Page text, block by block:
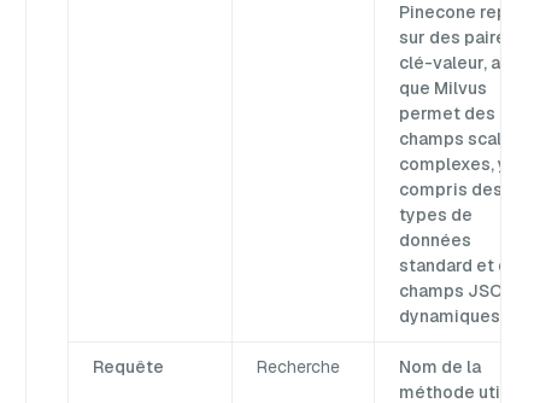
Pinecone repose
sur des paires
clé-valeur, alors
que Milvus
permet des
champs
complexes, y
compris des
types de
données
standard et des
champs JSON
dynamiques.
Requête Recherche
Nom de la
méthode utilisée